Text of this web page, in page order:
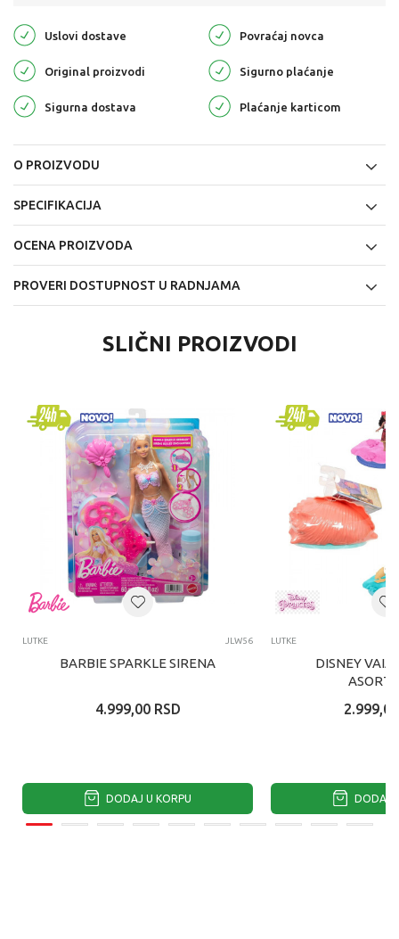
Uslovi dostave Povraćaj novca
Original proizvodi Sigurno plaćanje
Sigurna dostava Plaćanje karticom
O PROIZVODU
SPECIFIKACIJA
OCENA PROIZVODA
PROVERI DOSTUPNOST U RADNJAMA
SLIČNI PROIZVODI
LUTKE JLW56
BARBIE SPARKLE SIRENA
4.999,00 RSD
DODAJ U KORPU
LUTKE
DISNEY
2.999,00
DODAJ